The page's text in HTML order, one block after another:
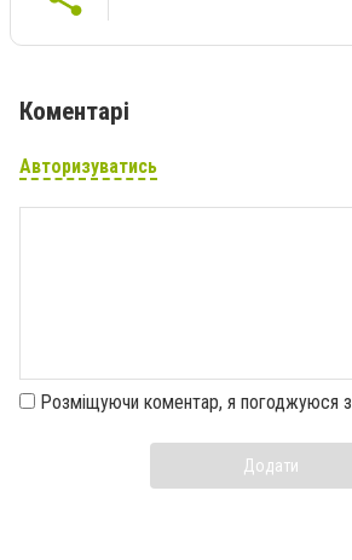
Коментарі
Авторизуватись
Розміщуючи коментар, я погоджуюся з
Додати